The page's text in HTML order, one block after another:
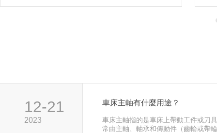
12-21
2023
車床主軸有什麼用途？
車床主軸指的是車床上帶動工件或刀
常由主軸、軸承和傳動件（齒輪或帶